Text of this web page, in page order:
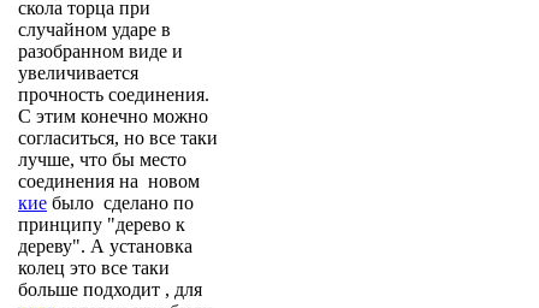
скола торца при
случайном ударе в
разобранном виде и
увеличивается
прочность соединения.
С этим конечно можно
согласиться, но все таки
лучше, что бы место
соединения на новом
кие было сделано по
принципу "дерево к
дереву". А установка
колец это все таки
больше подходит , для